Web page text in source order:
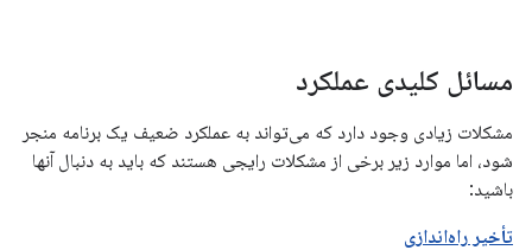
مسائل کلیدی عملکرد
مشکلات زیادی وجود دارد که می‌تواند به عملکرد ضعیف یک برنامه منجر
شود، اما موارد زیر برخی از مشکلات رایجی هستند که باید به دنبال آنها
باشید:
تأخیر راه‌اندازی